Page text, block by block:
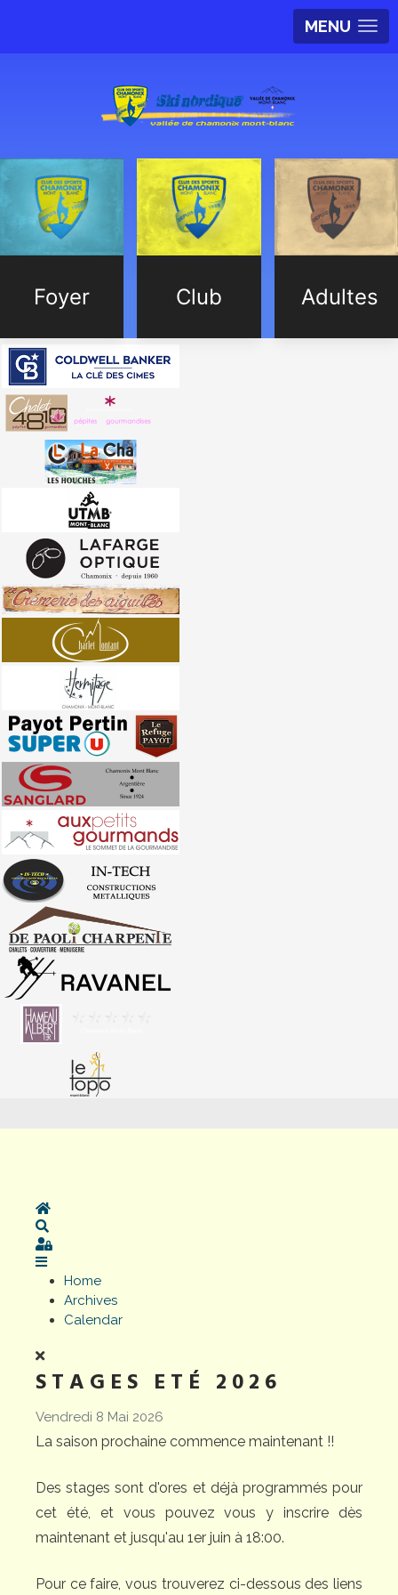
MENU
Foyer Club Adultes
Home
Sign In
Home
Archives
Calendar
STAGES ETÉ 2026
Vendredi 8 Mai 2026
La saison prochaine commence maintenant !!
Des stages sont d'ores et déjà programmés pour
cet été, et vous pouvez vous y inscrire dès
maintenant et jusqu'au 1er juin à 18:00.
Pour ce faire, vous trouverez ci-dessous des liens